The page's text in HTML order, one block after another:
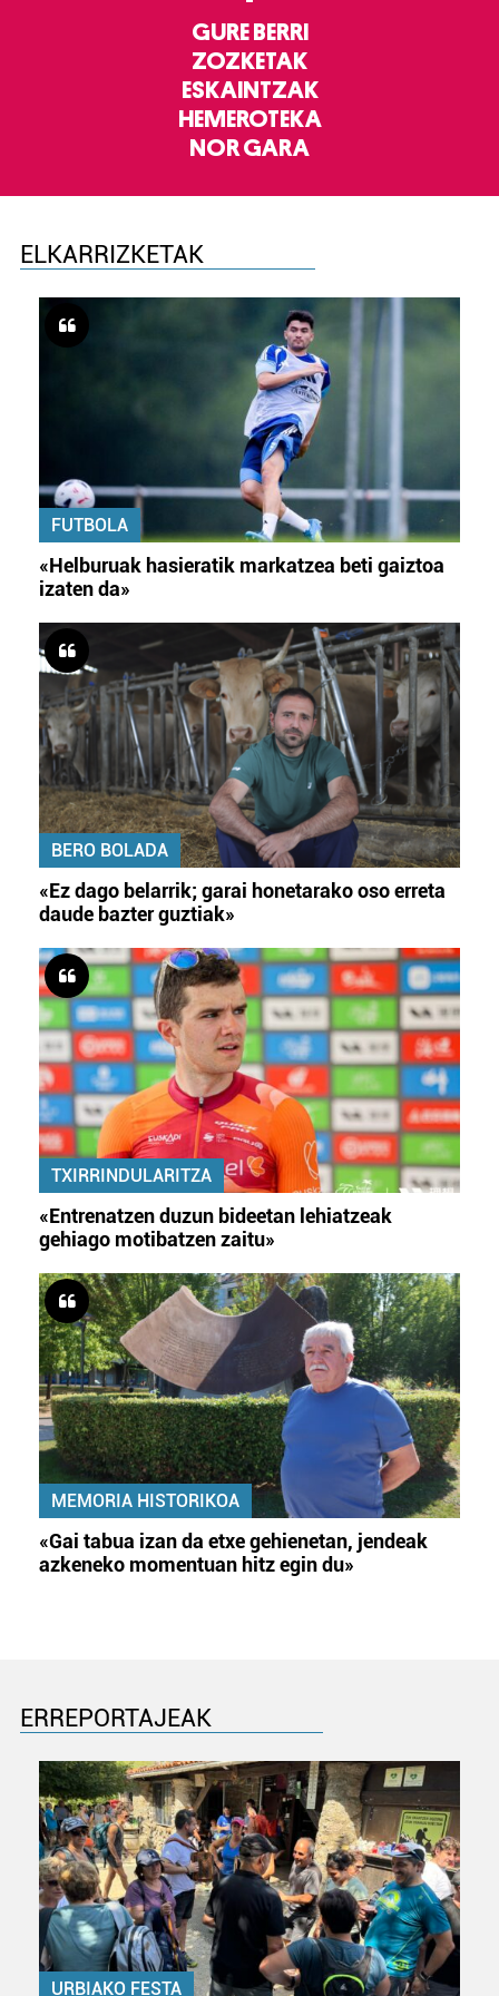
GURE BERRI
ZOZKETAK
ESKAINTZAK
HEMEROTEKA
NOR GARA
ELKARRIZKETAK
FUTBOLA
«Helburuak hasieratik markatzea beti gaiztoa
izaten da»
BERO BOLADA
«Ez dago belarrik; garai honetarako oso erreta
daude bazter guztiak»
TXIRRINDULARITZA
«Entrenatzen duzun bideetan lehiatzeak
gehiago motibatzen zaitu»
MEMORIA HISTORIKOA
«Gai tabua izan da etxe gehienetan, jendeak
azkeneko momentuan hitz egin du»
ERREPORTAJEAK
URBIAKO FESTA